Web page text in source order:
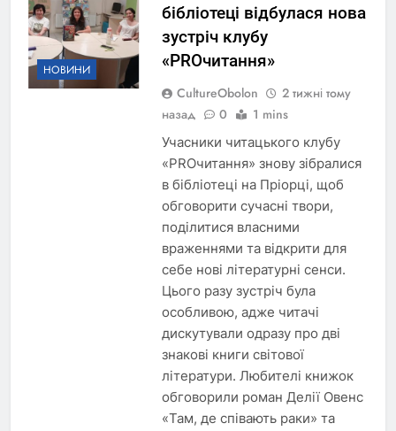
НОВИНИ
бібліотеці відбулася нова
зустріч клубу
«PROчитання»
CultureObolon
2 тижні тому
назад
0 1 mins
Учасники читацького клубу
«PROчитання» знову зібралися
в бібліотеці на Пріорці, щоб
обговорити сучасні твори,
поділитися власними
враженнями та відкрити для
себе нові літературні сенси.
Цього разу зустріч була
особливою, адже читачі
дискутували одразу про дві
знакові книги світової
літератури. Любителі книжок
обговорили роман Делії Овенс
«Там, де співають раки» та